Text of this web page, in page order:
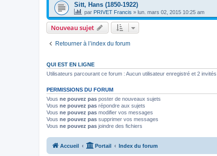
Sitt, Hans (1850-1922)
par PRIVET Francis » lun. mars 02, 2015 10:25 am
Nouveau sujet
Retourner à l’index du forum
QUI EST EN LIGNE
Utilisateurs parcourant ce forum : Aucun utilisateur enregistré et 2 invités
PERMISSIONS DU FORUM
Vous ne pouvez pas poster de nouveaux sujets
Vous ne pouvez pas répondre aux sujets
Vous ne pouvez pas modifier vos messages
Vous ne pouvez pas supprimer vos messages
Vous ne pouvez pas joindre des fichiers
Accueil Portail Index du forum